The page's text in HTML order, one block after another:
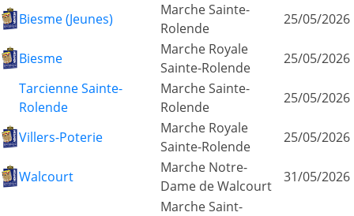
Biesme (Jeunes)
Marche Sainte-
Rolende
25/05/2026
Biesme
Marche Royale
Sainte-Rolende
25/05/2026
Tarcienne Sainte-
Rolende
Marche Sainte-
Rolende
25/05/2026
Villers-Poterie
Marche Royale
Sainte-Rolende
25/05/2026
Walcourt
Marche Notre-
Dame de Walcourt
31/05/2026
Marche Saint-